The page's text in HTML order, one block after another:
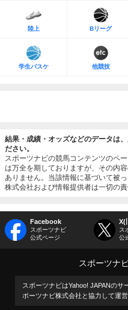
陸上 Bリーグ
学生バスケ 他競技
結果・成績・オッズなどのデータは
ださい。
スポーツナビの競馬コンテンツのペ
は万全を期しておりますが、その内
ありません。当該情報に基づいて被
株式会社および情報提供者は一切の責
Facebook
スポーツナビ
公式ページ
X(
ス
公
スポーツナ
スポーツナビはYahoo! JAPANのサ
ポーツナビ株式会社と協力して運営